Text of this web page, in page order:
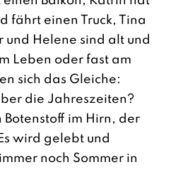
fährt einen Truck, Tina
und Helene sind alt und
Leben oder fast am
sich das Gleiche:
die Jahreszeiten?
Botenstoff im Hirn, der
wird gelebt und
noch Sommer in